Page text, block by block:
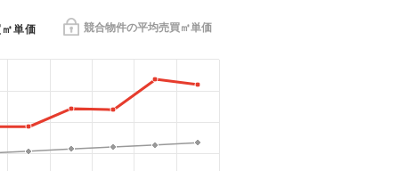
競合物件の平均売買㎡単価
単価